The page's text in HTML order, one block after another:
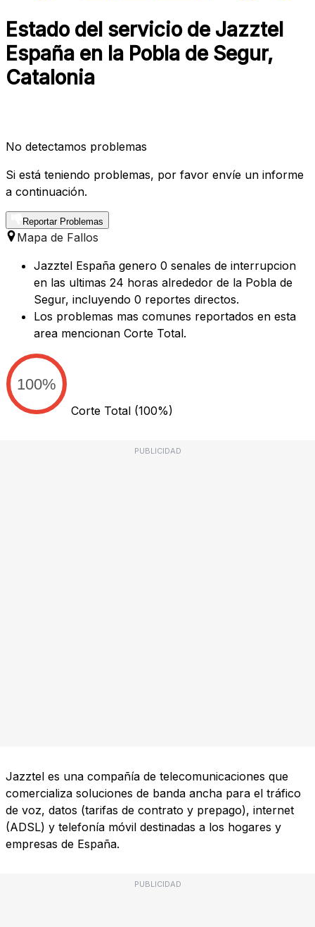
Estado del servicio de Jazztel
España en la Pobla de Segur,
Catalonia
No detectamos problemas
Si está teniendo problemas, por favor envíe un informe
a continuación.
Reportar Problemas
Mapa de Fallos
Jazztel España genero 0 senales de interrupcion
en las ultimas 24 horas alrededor de la Pobla de
Segur, incluyendo 0 reportes directos.
Los problemas mas comunes reportados en esta
area mencionan Corte Total.
100%
Corte Total (100%)
PUBLICIDAD
Jazztel es una compañía de telecomunicaciones que
comercializa soluciones de banda ancha para el tráfico
de voz, datos (tarifas de contrato y prepago), internet
(ADSL) y telefonía móvil destinadas a los hogares y
empresas de España.
PUBLICIDAD